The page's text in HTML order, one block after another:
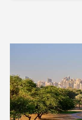
للعائلات
Dubai Vision
مثالي من المذاق